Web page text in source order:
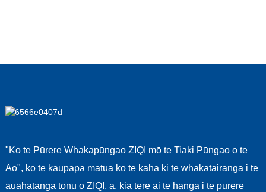
"Ko te Pūrere Whakapūngao ZIQI mō te Tiaki Pūngao o te
Ao", ko te kaupapa matua ko te kaha ki te whakatairanga i te
auahatanga tonu o ZIQI, ā, kia tere ai te hanga i te pūrere